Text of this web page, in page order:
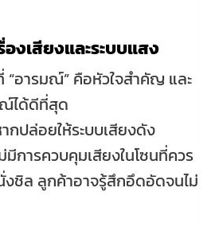
งเสียงและระบบแสง
“อารมณ์” คือหัวใจสำคัญ และ
ได้ดีที่สุด
กปล่อยให้ระบบเสียงดัง
การควบคุมเสียงในโซนที่ควร
งชิล ลูกค้าอาจรู้สึกอึดอัดจนไม่